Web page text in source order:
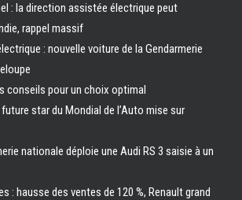
: la direction assistée électrique peut
rappel massif
: nouvelle voiture de la Gendarmerie
conseils pour un choix optimal
star du Mondial de l’Auto mise sur
nationale déploie une Audi RS 3 saisie à un
: hausse des ventes de 120 %, Renault grand